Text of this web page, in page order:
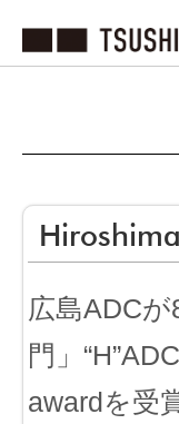
広島ADC
門」
awardを受